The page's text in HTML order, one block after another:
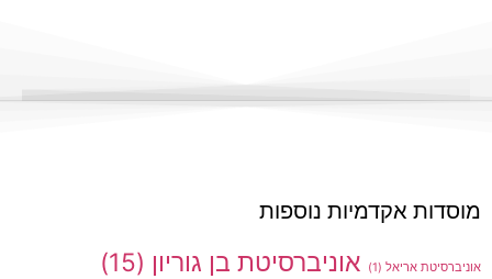
מוסדות אקדמיות נוספות
אוניברסיטת אריאל (1) אוניברסיטת בן גוריון (15)